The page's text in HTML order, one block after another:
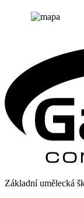
Základní umělecká